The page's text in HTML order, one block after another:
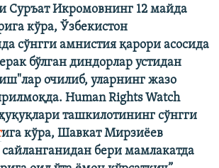
Суръат Икромовнинг 12 майда
кўра, Ўзбекистон
сўнгги амнистия қарори асосида
бўлган диндорлар устидан
очилиб, уларнинг жазо
​Human Rights Watch
ташкилотининг сўнгги
ига кўра, Шавкат Мирзиёев
сайланганидан бери мамлакатда